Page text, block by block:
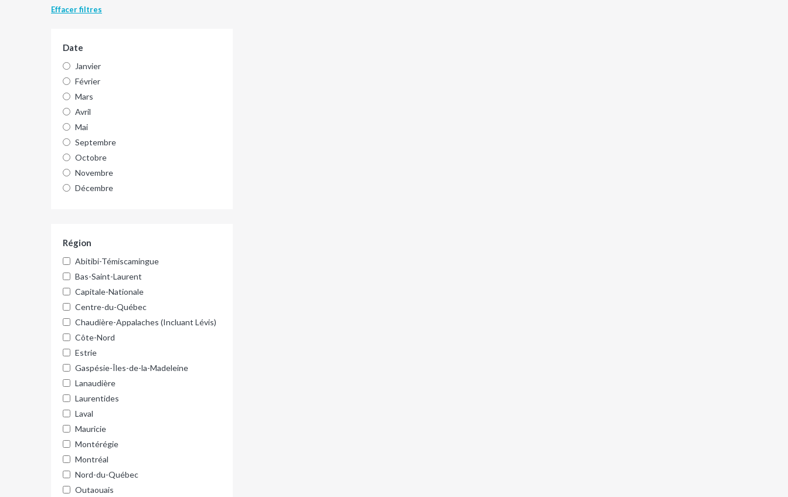
Effacer filtres
Date
Janvier
Février
Mars
Avril
Mai
Septembre
Octobre
Novembre
Décembre
Région
Abitibi-Témiscamingue
Bas-Saint-Laurent
Capitale-Nationale
Centre-du-Québec
Chaudière-Appalaches (Incluant Lévis)
Côte-Nord
Estrie
Gaspésie-Îles-de-la-Madeleine
Lanaudière
Laurentides
Laval
Mauricie
Montérégie
Montréal
Nord-du-Québec
Outaouais